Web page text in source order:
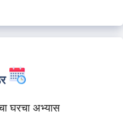
घरचा अभ्यास